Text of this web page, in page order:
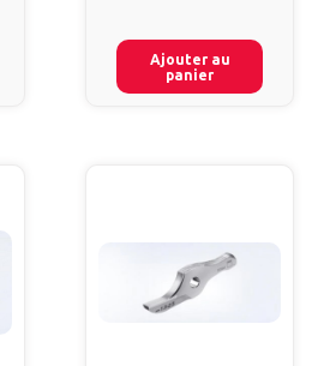
Ajouter au
panier